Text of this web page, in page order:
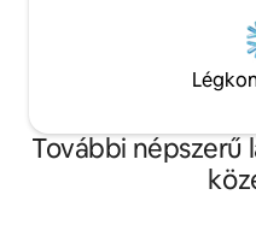
További népszerű